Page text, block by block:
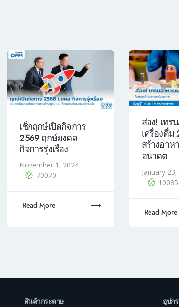
เช็กฤกษ์เปิดกิจการ
2569 ฤกษ์มงคล
กิจการรุ่งเรือง
November 1, 2024
70070
Read More
ส่อง! เทร
เครื่องดื่ม
สร้างอาห
อนาคต
January
10085
Read More
สินค้ากระดาษ
อุปก